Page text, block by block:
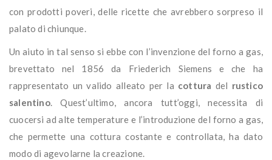
con prodotti poveri, delle ricette che avrebbero sorpreso il
palato di chiunque.
Un aiuto in tal senso si ebbe con l’invenzione del forno a gas,
brevettato nel 1856 da Friederich Siemens e che ha
rappresentato un valido alleato per la cottura del rustico
salentino. Quest’ultimo, ancora tutt’oggi, necessita di
cuocersi ad alte temperature e l’introduzione del forno a gas,
che permette una cottura costante e controllata, ha dato
modo di agevolarne la creazione.